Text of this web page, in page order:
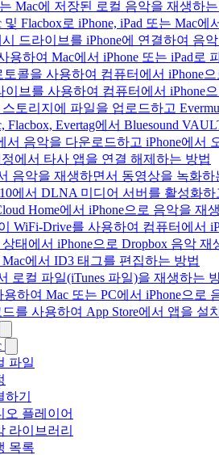
Mac에 저장된 로컬 음악을 재생하
및 Flacbox로 iPhone, iPad 또는 Mac
드라이브를 iPhone에 연결하여 음
용하여 Mac에서 iPhone 또는 iPad로
토콜을 사용하여 컴퓨터에서 iPhone으
이브를 사용하여 컴퓨터에서 iPhone
토리지에 파일을 업로드하고
Flacbox, Evertag에서 Bluesound
서 음악을 다운로드하고 iPhone에서
정에서 타사 앱을 연결 해제하는 방법
음악을 재생하면서 동영상을 녹화하
에서 DLNA 미디어 서버를 활성화
Home에서 iPhone으로 음악을 재
WiFi-Drive를 사용하여 컴퓨터에서
태에서 iPhone으로 Dropbox 음악 재
Mac에서 ID3 태그를 편집하는 방법
로컬 파일(iTunes 파일)을 재생하는
하여 Mac 또는 PC에서 iPhone으로
를 사용하여 App Store에서 앱을 설
파일
하기
오 플레이어
라이브러리
목록